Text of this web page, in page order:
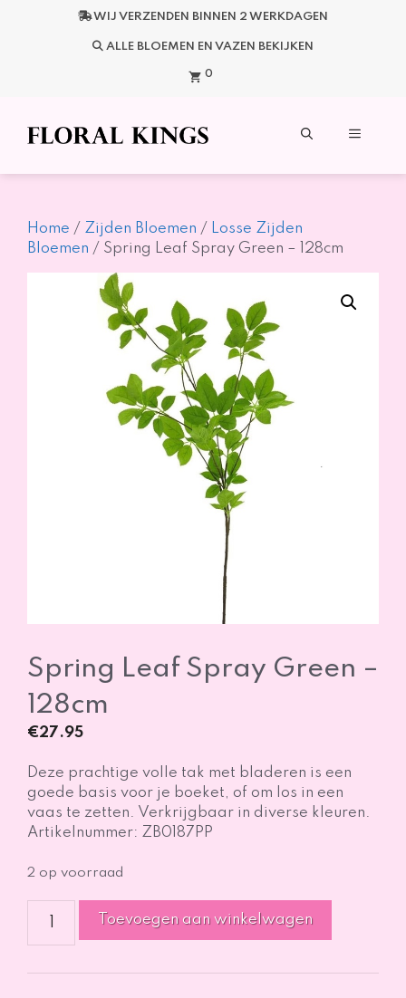
WIJ VERZENDEN BINNEN 2 WERKDAGEN
ALLE BLOEMEN EN VAZEN BEKIJKEN
0
Menu
Home / Zijden Bloemen / Losse Zijden
Bloemen / Spring Leaf Spray Green – 128cm
Spring Leaf Spray Green –
128cm
€27.95
Deze prachtige volle tak met bladeren is een
goede basis voor je boeket, of om los in een
vaas te zetten. Verkrijgbaar in diverse kleuren.
Artikelnummer: ZB0187PP
2 op voorraad
Leaf
Spray
Toevoegen aan winkelwagen